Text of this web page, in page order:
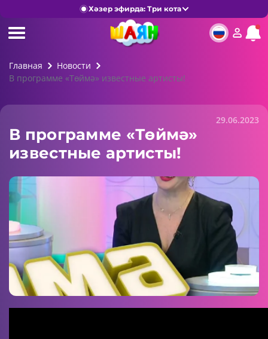
Хәзер эфирда: Три кота
Главная
Новости
В программе «Төймә» известные артисты!
29.06.2023
В программе «Төймә»
известные артисты!